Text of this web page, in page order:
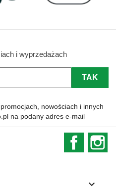
i wyprzedażach
nowościach i innych
na podany adres e-mail